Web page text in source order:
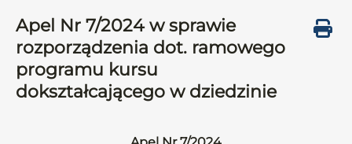
Apel Nr 7/2024 w sprawie
rozporządzenia dot. ramowego
programu kursu
dokształcającego w dziedzinie